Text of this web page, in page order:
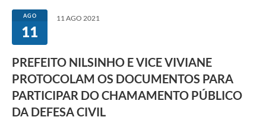
AGO
11
11 AGO 2021
PREFEITO NILSINHO E VICE VIVIANE
PROTOCOLAM OS DOCUMENTOS PARA
PARTICIPAR DO CHAMAMENTO PÚBLICO
DA DEFESA CIVIL